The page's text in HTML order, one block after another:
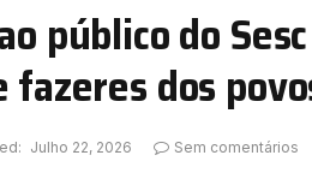
público do
fazeres dos
Julho 22, 2026 Sem comentários